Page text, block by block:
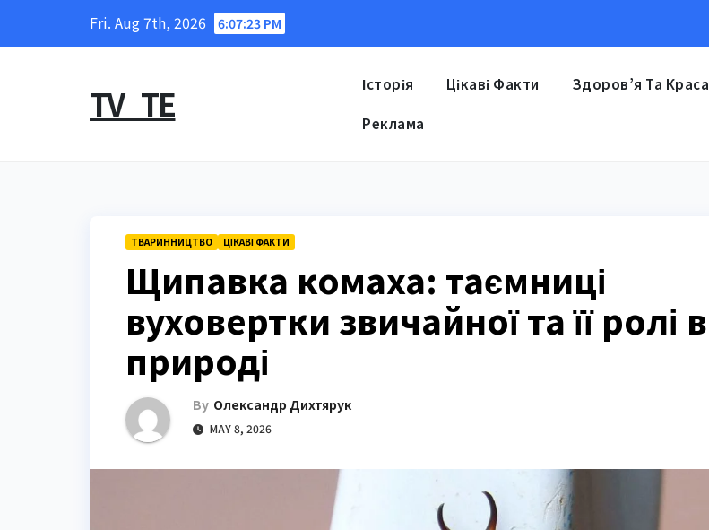
Fri. Aug 7th, 2026 6:07:23 PM
TV_TE Історія Цікаві Факти Здоров’я Та Краса
Реклама
ТВАРИННИЦТВО ЦІКАВІ ФАКТИ
Щипавка комаха: таємниці
вуховертки звичайної та її ролі в
природі
By Олександр Дихтярук
MAY 8, 2026